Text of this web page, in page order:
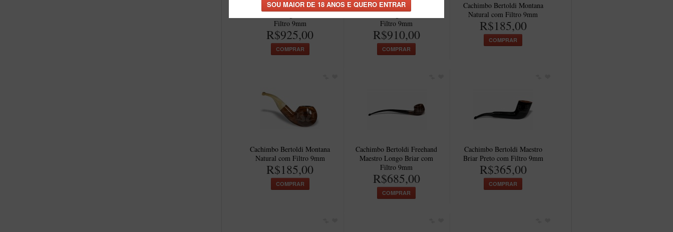
Cachimbo Bertoldi Freehand
Maestro Longo Briar com
Filtro 9mm
R$925,00
COMPRAR
Cachimbo Bertoldi Freehand
Maestro Longo Briar com
Filtro 9mm
R$910,00
COMPRAR
Cachimbo Bertoldi Montana
Natural com Filtro 9mm
R$185,00
COMPRAR
Cachimbo Bertoldi Montana
Natural com Filtro 9mm
R$185,00
COMPRAR
Cachimbo Bertoldi Freehand
Maestro Longo Briar com
Filtro 9mm
R$685,00
COMPRAR
Cachimbo Bertoldi Maestro
Briar Preto com Filtro 9mm
R$365,00
COMPRAR